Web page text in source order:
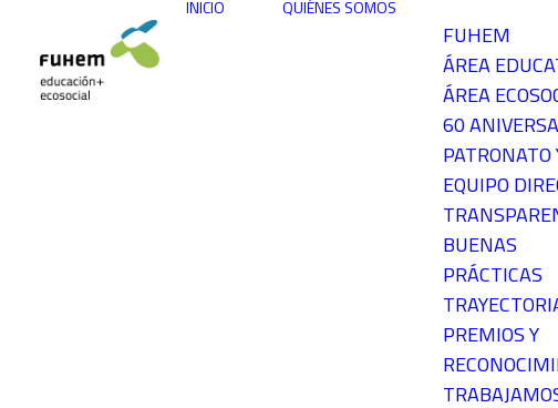
INICIO QUIÉNES SOMOS
FUHEM
ÁREA
ÁREA
60
PATRONATO
EQUIPO
BUENAS
PRÁCTICAS
PREMIOS Y